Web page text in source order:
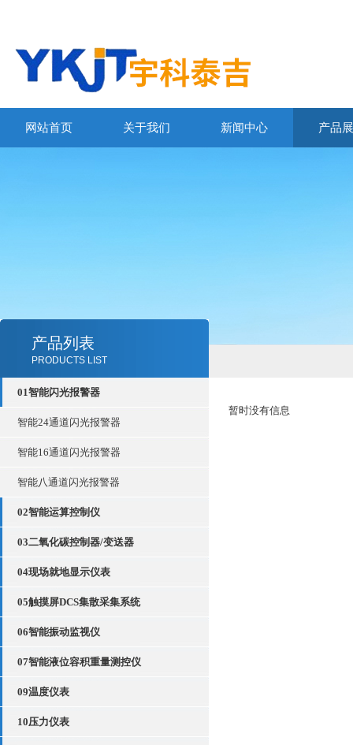
网站首页 关于我们 新闻中心 产品
产品列表
PRODUCTS LIST
01智能闪光报警器
智能24通道闪光报警器
智能16通道闪光报警器
智能八通道闪光报警器
02智能运算控制仪
03二氧化碳控制器/变送器
04现场就地显示仪表
05触摸屏DCS集散采集系统
06智能振动监视仪
07智能液位容积重量测控仪
09温度仪表
10压力仪表
暂时没有信息